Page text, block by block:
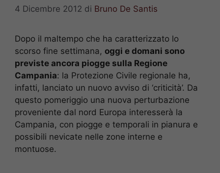
4 Dicembre 2012 di Bruno De Santis
Dopo il maltempo che ha caratterizzato lo
scorso fine settimana, oggi e domani sono
previste ancora piogge sulla Regione
Campania: la Protezione Civile regionale ha,
infatti, lanciato un nuovo avviso di ‘criticità’. Da
questo pomeriggio una nuova perturbazione
proveniente dal nord Europa interesserà la
Campania, con piogge e temporali in pianura e
possibili nevicate nelle zone interne e
montuose.